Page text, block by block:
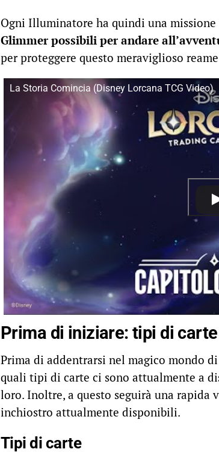
Ogni Illuminatore ha quindi una missione
Glimmer possibili per andare
per proteggere questo meraviglioso
La Storia Comincia (Disney Lorcana TCG Video)
Prima di iniziare: tipi di
Prima di addentrarsi nel magico mondo
quali tipi di carte ci sono attualmente a
loro. Inoltre, a questo seguirà una rapida
inchiostro attualmente disponibili.
Tipi di carte